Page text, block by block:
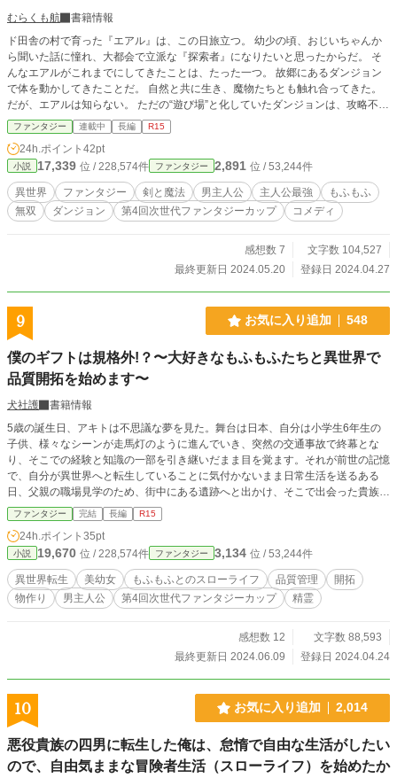
むらくも航
書籍情報
ド田舎の村で育った『エアル』は、この日旅立つ。 幼少の頃、おじいちゃんか
ら聞いた話に憧れ、大都会で立派な『探索者』になりたいと思ったからだ。 そ
んなエアルがこれまでにしてきたことは、たった一つ。 故郷にあるダンジョン
で体を動かしてきたことだ。 自然と共に生き、魔物たちとも触れ合ってきた。
だが、エアルは知らない。 ただの“遊び場”と化していたダンジョンは、攻略不可
能のＳＳＳランクであることを。 遊び相手たちは、全て最低でもＡランクオー
バーの凶暴な魔物たちであることを。 これは、故郷のダンジョンで力をつけす
ぎた少年エアルが、大都会で無自覚に無双し、羽ばたいていく物語──。
ファンタジー 連載中 長編 R15
24h.ポイント 42pt
小説 17,339 位 / 228,574件 ファンタジー 2,891 位 / 53,244件
異世界 ファンタジー 剣と魔法 男主人公 主人公最強
もふもふ
無双
ダンジョン 第4回次世代ファンタジーカップ コメディ
感想数 7
文字数 104,527
最終更新日 2024.05.20
登録日 2024.04.27
9 お気に入り追加 548
僕のギフトは規格外!？〜大好きなもふもふたちと異世界で
品質開拓を始めます〜
犬社護
書籍情報
5歳の誕生日、アキトは不思議な夢を見た。舞台は日本、自分は小学生6年生の
子供、様々なシーンが走馬灯のように進んでいき、突然の交通事故で終幕とな
り、そこでの経験と知識の一部を引き継いだまま目を覚ます。それが前世の記憶
で、自分が異世界へと転生していることに気付かないまま日常生活を送るある
日、父親の職場見学のため、街中にある遺跡へと出かけ、そこで出会った貴族の
幼女と話し合っている時に誘拐されてしまい、大ピンチ！ 目隠しされ不安の中
でどうしようかと思案していると、小さなもふもふ精霊-白虎が救いの手を差し
伸べて、アキトの秘めたる力が解放される。 この小さき白虎との出会いによ
り、アキトの運命が思わぬ方向へと動き出す。 これは、アキトと訳ありモフモ
フたちの起こす品質開拓物語。
ファンタジー 完結 長編 R15
24h.ポイント 35pt
小説 19,670 位 / 228,574件 ファンタジー 3,134 位 / 53,244件
異世界転生 美幼女 もふもふとのスローライフ 品質管理
開拓
物作り
男主人公 第4回次世代ファンタジーカップ 精霊
感想数 12
文字数 88,593
最終更新日 2024.06.09
登録日 2024.04.24
10 お気に入り追加 2,014
悪役貴族の四男に転生した俺は、怠惰で自由な生活がしたい
ので、自由気ままな冒険者生活（スローライフ）を始めたか